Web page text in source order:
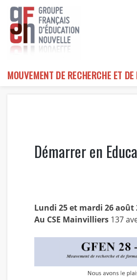
Skip
content
MOUVEMENT DE RECHERCHE ET
Démarrer en
Lundi 25 et mardi 26 août
Au CSE Mainvilliers 137